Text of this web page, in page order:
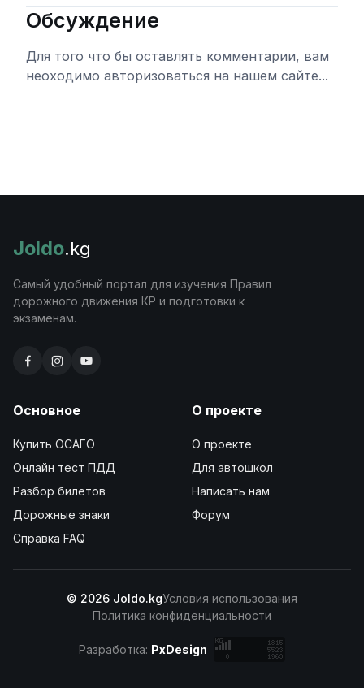
Обсуждение
Для того что бы оставлять комментарии, вам
неоходимо авторизоваться на нашем сайте...
Joldo.kg
Самый удобный портал для изучения Правил
дорожного движения КР и подготовки к
экзаменам.
Основное
Купить ОСАГО
Онлайн тест ПДД
Разбор билетов
Дорожные знаки
Справка FAQ
О проекте
О проекте
Для автошкол
Написать нам
Форум
© 2026 Joldo.kgУсловия использования
Политика конфиденциальности
Разработка: PxDesign